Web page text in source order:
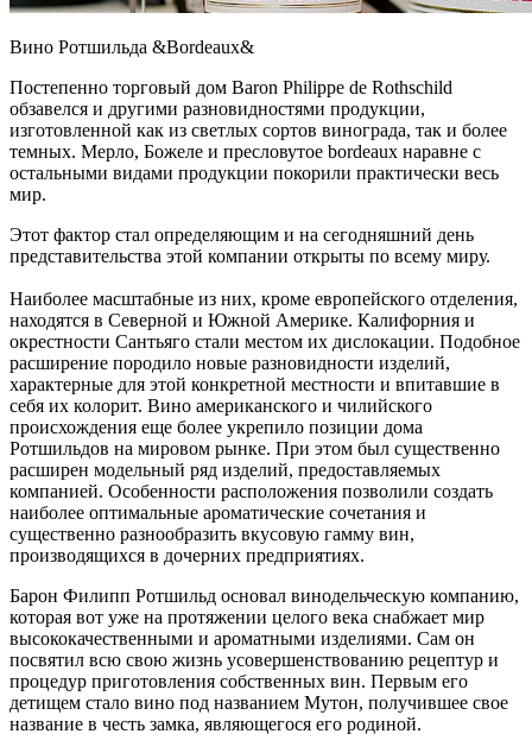
Вино Ротшильда &Bordeaux&
Постепенно торговый дом Baron Philippe de Rothschild
обзавелся и другими разновидностями продукции,
изготовленной как из светлых сортов винограда, так и более
темных. Мерло, Божеле и пресловутое bordeaux наравне с
остальными видами продукции покорили практически весь
мир.
Этот фактор стал определяющим и на сегодняшний день
представительства этой компании открыты по всему миру.
Наиболее масштабные из них, кроме европейского отделения,
находятся в Северной и Южной Америке. Калифорния и
окрестности Сантьяго стали местом их дислокации. Подобное
расширение породило новые разновидности изделий,
характерные для этой конкретной местности и впитавшие в
себя их колорит. Вино американского и чилийского
происхождения еще более укрепило позиции дома
Ротшильдов на мировом рынке. При этом был существенно
расширен модельный ряд изделий, предоставляемых
компанией. Особенности расположения позволили создать
наиболее оптимальные ароматические сочетания и
существенно разнообразить вкусовую гамму вин,
производящихся в дочерних предприятиях.
Барон Филипп Ротшильд основал винодельческую компанию,
которая вот уже на протяжении целого века снабжает мир
высококачественными и ароматными изделиями. Сам он
посвятил всю свою жизнь усовершенствованию рецептур и
процедур приготовления собственных вин. Первым его
детищем стало вино под названием Мутон, получившее свое
название в честь замка, являющегося его родиной.